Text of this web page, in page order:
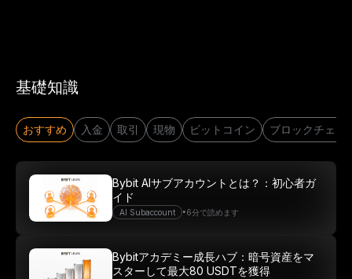
基礎知識
おすすめ 入金 取引 現物 ビットコイン ブロックチェー
AI Subaccount •6分で読めます
Bybit AIサブアカウントとは？：初心者ガ
イド
Bybitアカデミー成長ハブ：暗号資産をマ
スターして最大80 USDTを獲得